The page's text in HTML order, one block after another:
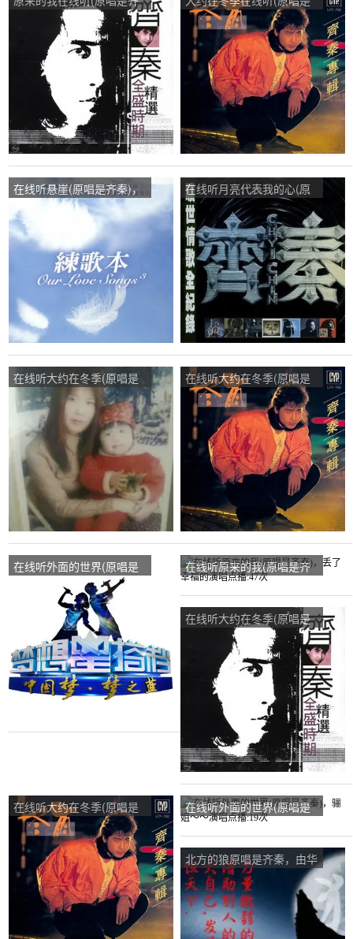
秦)，22演唱点播:45次
齐秦)，昨夜的雨⋯演唱点
播:27次
在线听悬崖(原唱是齐秦)，
红卫演唱点播:20次
在线听月亮代表我的心(原
唱是齐秦)，2020年加油～
加油～加油演唱点播:140次
在线听大约在冬季(原唱是
齐秦)，暂未出名歌手演唱
点播:22次
在线听大约在冬季(原唱是
齐秦)，奔五大叔，岁月苍
桑演唱点播:26次
在线听外面的世界(原唱是
齐秦)，我的世界你来过演
唱点播:37次
在线听原来的我(原唱是齐
秦)，丢了幸福的演唱点
播:47次
在线听大约在冬季(原唱是
齐秦)，晶晶演唱点播:27次
在线听大约在冬季(原唱是
齐秦)，SY演唱点播:14次
在线听外面的世界(原唱是
齐秦)，骊姐～～演唱点
播:19次
北方的狼原唱是齐秦，由华
哥翻唱(播放:41)